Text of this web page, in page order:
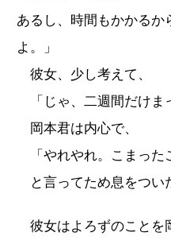
あるし、時間もかかるか
よ。」
彼女、少し考えて、
「じゃ、二週間だけま
岡本君は内心で、
「やれやれ。こまった
と言ってため息をつい
彼女はよろずのことを